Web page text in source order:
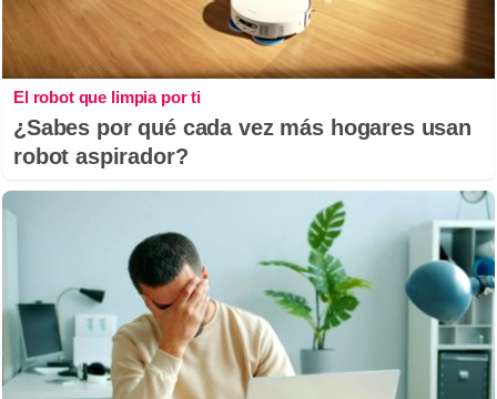
El robot que limpia por ti
¿Sabes por qué cada vez más hogares usan
robot aspirador?